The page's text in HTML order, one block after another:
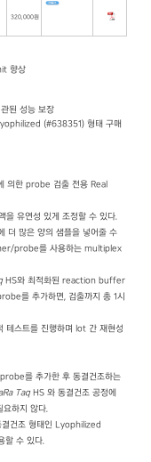
320,000원
향상
된 성능 보장
(#638351) 형태 구매
의한 probe 검출 전용 Real
유연성 있게 조정할 수 있다.
더 많은 양의 샘플을 넣어줄 수
probe를 사용하는 multiplex
HS와 최적화된 reaction buffer
를 추가하면, 검출까지 총 1시
스트를 진행하며 lot 간 재현성
를 추가한 후 동결건조하는
TaqHS 와 동결건조 공정에
요하지 않다.
건조 형태인 Lyophilized
할 수 있다.